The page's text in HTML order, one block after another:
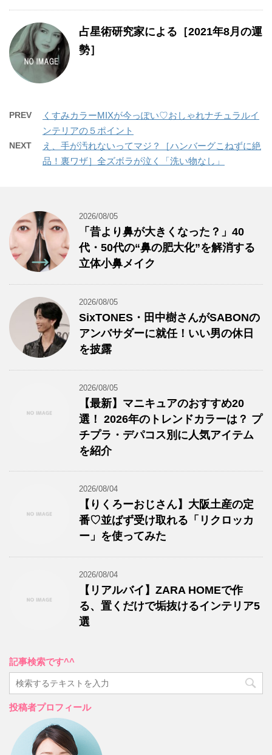
占星術研究家による［2021年8月の運
勢］
PREV
くすみカラーMIXが今っぽい♡おしゃれナチュラルイ
ンテリアの５ポイント
NEXT
え、手が汚れないってマジ？［ハンバーグこねずに絶
品！裏ワザ］全ズボラが泣く「洗い物なし」
2026/08/05
「昔より鼻が大きくなった？」40
代・50代の“鼻の肥大化”を解消する
立体小鼻メイク
2026/08/05
SixTONES・田中樹さんがSABONの
アンバサダーに就任！いい男の休日
を披露
2026/08/05
【最新】マニキュアのおすすめ20
選！ 2026年のトレンドカラーは？ プ
チプラ・デパコス別に人気アイテム
を紹介
2026/08/04
【りくろーおじさん】大阪土産の定
番♡並ばず受け取れる「リクロッカ
ー」を使ってみた
2026/08/04
【リアルバイ】ZARA HOMEで作
る、置くだけで垢抜けるインテリア5
選
記事検索です^^
投稿者プロフィール